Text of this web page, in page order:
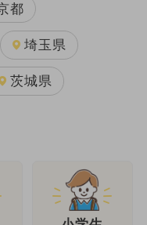
都
埼玉県
茨城県